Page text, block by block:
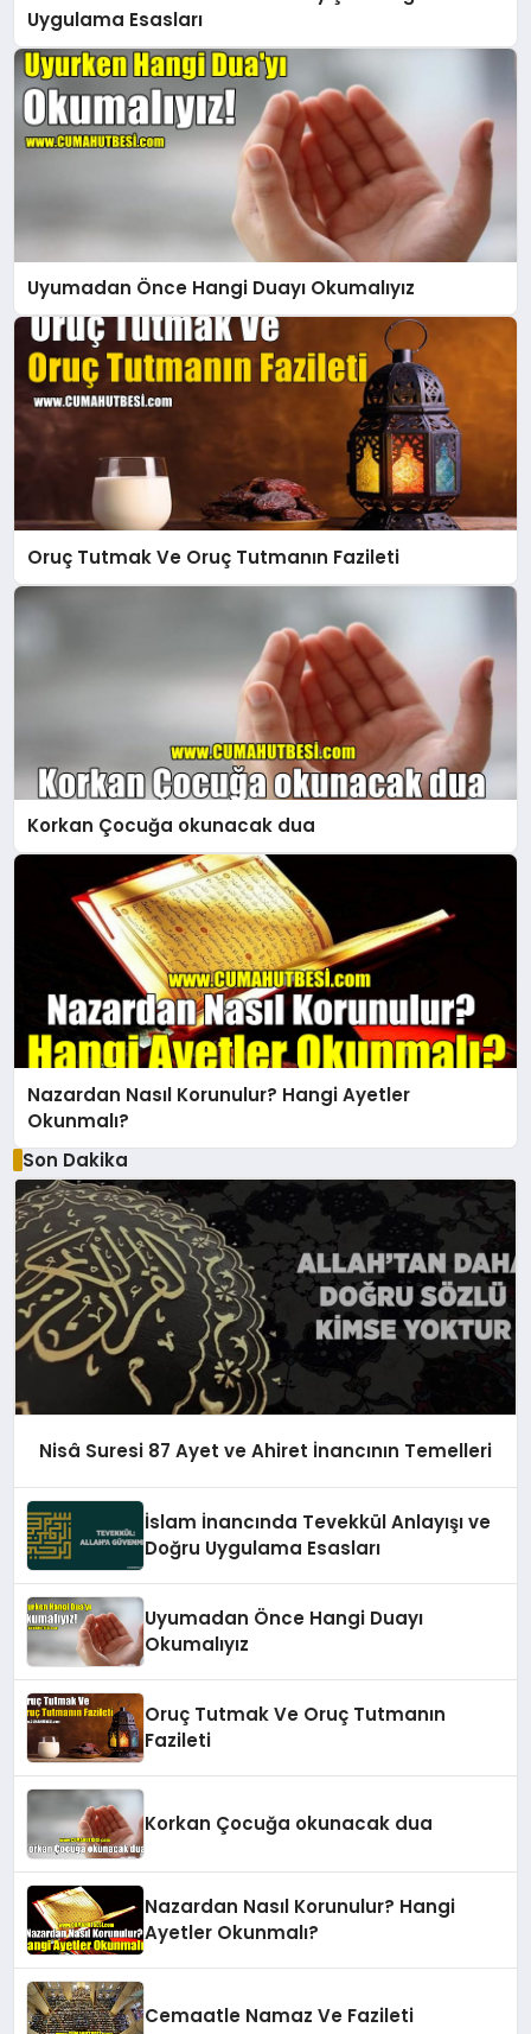
Uygulama Esasları
Uyumadan Önce Hangi Duayı Okumalıyız
Oruç Tutmak Ve Oruç Tutmanın Fazileti
Korkan Çocuğa okunacak dua
Nazardan Nasıl Korunulur? Hangi Ayetler
Okunmalı?
Son Dakika
Nisâ Suresi 87 Ayet ve Ahiret İnancının Temelleri
İslam İnancında Tevekkül Anlayışı ve
Doğru Uygulama Esasları
Uyumadan Önce Hangi Duayı
Okumalıyız
Oruç Tutmak Ve Oruç Tutmanın
Fazileti
Korkan Çocuğa okunacak dua
Nazardan Nasıl Korunulur? Hangi
Ayetler Okunmalı?
Cemaatle Namaz Ve Fazileti